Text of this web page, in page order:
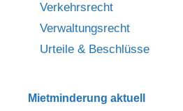
Verkehrsrecht
Verwaltungsrecht
Urteile & Beschlüsse
Mietminderung aktuell